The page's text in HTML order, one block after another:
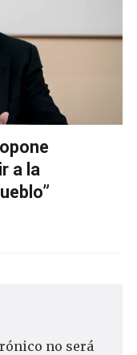
a la
no será